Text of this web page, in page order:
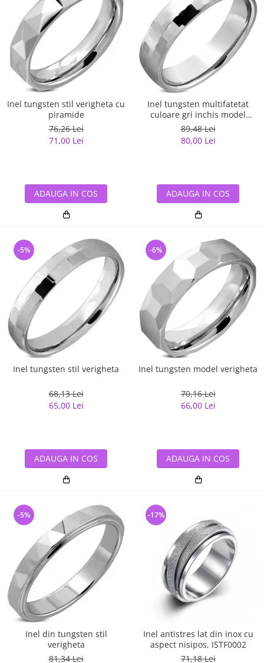
Inel tungsten stil verigheta cu
piramide
76,26 Lei
71,00 Lei
ADAUGA IN COS
Inel tungsten multifatetat
culoare gri inchis model
verigheta
89,48 Lei
80,00 Lei
ADAUGA IN COS
Inel tungsten stil verigheta
68,13 Lei
65,00 Lei
-5%
ADAUGA IN COS
Inel tungsten model verigheta
70,16 Lei
66,00 Lei
-6%
ADAUGA IN COS
Inel din tungsten stil
verigheta
81,34 Lei
-5%
Inel antistres lat din inox cu
aspect nisipos, ISTF0002
71,18 Lei
-17%